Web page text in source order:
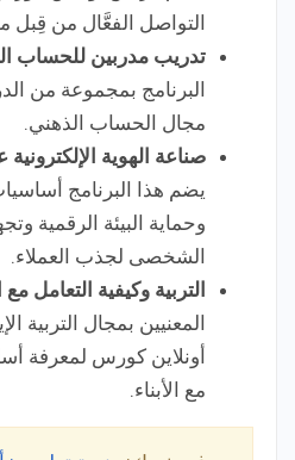
التواصل الفعَّال من قِبل
تدريب مدربين للحساب
البرنامج بمجموعة من
مجال الحساب الذهني.
صناعة الهوية
يضم هذا البرنامج
وحماية البيئة الرقمية
الشخصى لجذب العملاء.
التربية وكيفية التعامل مع
المعنيين بمجال التربية
أونلاين كورس لمعرفة
مع الأبناء.